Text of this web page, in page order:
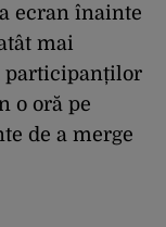
ecran înainte
mai
participanților
o oră pe
de a merge